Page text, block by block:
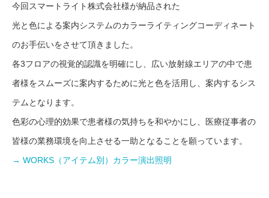
今回スマートライト株式会社様が納品された
光と色による案内システムのカラーライティングコーディネート
のお手伝いをさせて頂きました。
各3フロアの視覚的認識を明確にし、広い放射線エリアの中で患
者様をスムーズに案内するために光と色を活用し、案内するシス
テムとなります。
色彩の心理的効果で患者様の気持ちを和やかにし、医療従事者の
皆様の業務環境を向上させる一助となることを願っています。
→ WORKS（アイテム別）カラー演出照明